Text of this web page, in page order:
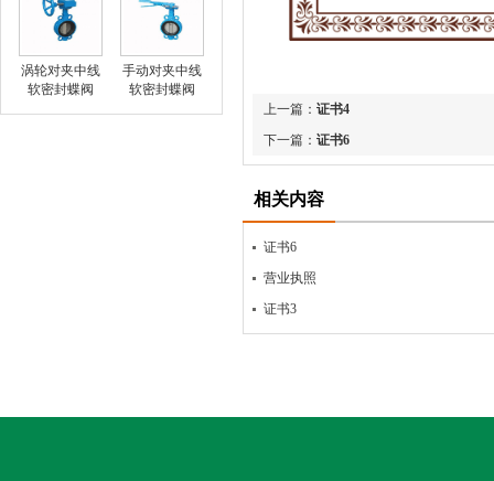
涡轮对夹中线
软密封蝶阀
手动对夹中线
软密封蝶阀
上一篇： 证书4
下一篇： 证书6
相关内容
证书6
营业执照
证书3